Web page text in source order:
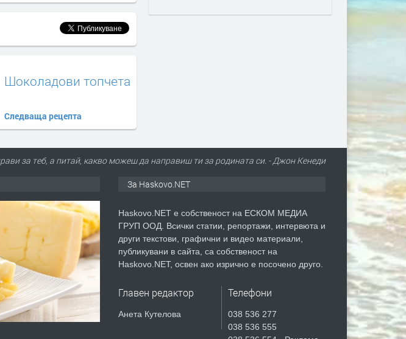
Шоколадови топчета
Следваща рецепта
за теб, а питай, какво можеш да направиш ти за родината си. - Джон Кенеди
За Haskovo.NET
Haskovo.NET е собственост на ЕСКОМ МЕДИА
ГРУП ООД. Всички статии, репортажи, интервюта и
други текстови, графични и видео материали,
публикувани в сайта, са собственост на
Haskovo.NET, освен ако изрично е посочено друго.
Главен редактор
Анета Кутелова
Телефони
038 536 277
038 536 555